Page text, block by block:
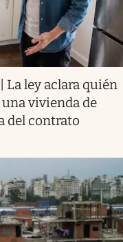
ley aclara quién
vivienda de
del contrato